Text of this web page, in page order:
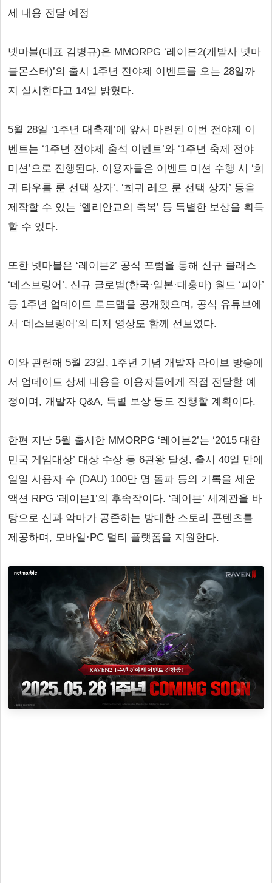
세 내용 전달 예정
넷마블(대표 김병규)은 MMORPG ‘레이븐2(개발사 넷마
블몬스터)’의 출시 1주년 전야제 이벤트를 오는 28일까
지 실시한다고 14일 밝혔다.
5월 28일 ‘1주년 대축제’에 앞서 마련된 이번 전야제 이
벤트는 ‘1주년 전야제 출석 이벤트’와 ‘1주년 축제 전야
미션’으로 진행된다. 이용자들은 이벤트 미션 수행 시 ‘희
귀 타우롬 룬 선택 상자’, ‘희귀 레오 룬 선택 상자’ 등을
제작할 수 있는 ‘엘리안교의 축복’ 등 특별한 보상을 획득
할 수 있다.
또한 넷마블은 ‘레이븐2’ 공식 포럼을 통해 신규 클래스
‘데스브링어’, 신규 글로벌(한국·일본·대홍마) 월드 ‘피아’
등 1주년 업데이트 로드맵을 공개했으며, 공식 유튜브에
서 ‘데스브링어’의 티저 영상도 함께 선보였다.
이와 관련해 5월 23일, 1주년 기념 개발자 라이브 방송에
서 업데이트 상세 내용을 이용자들에게 직접 전달할 예
정이며, 개발자 Q&A, 특별 보상 등도 진행할 계획이다.
한편 지난 5월 출시한 MMORPG ‘레이븐2’는 ‘2015 대한
민국 게임대상’ 대상 수상 등 6관왕 달성, 출시 40일 만에
일일 사용자 수 (DAU) 100만 명 돌파 등의 기록을 세운
액션 RPG ‘레이븐1’의 후속작이다. ‘레이븐’ 세계관을 바
탕으로 신과 악마가 공존하는 방대한 스토리 콘텐츠를
제공하며, 모바일·PC 멀티 플랫폼을 지원한다.